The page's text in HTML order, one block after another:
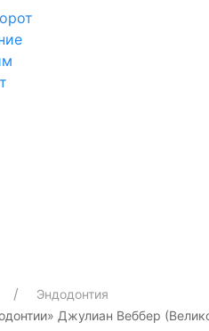
Эндодонтия
Джулиан Веббер